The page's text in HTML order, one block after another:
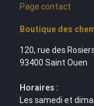
Page contact
Boutique des
120, rue des
93400 Saint Ouen
Horaires :
Les samedi et